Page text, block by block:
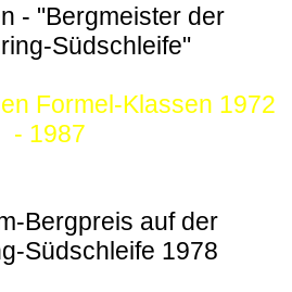
- "Bergmeister der
Südschleife"
Formel-Klassen 1972
- 1987
Bergpreis auf der
Südschleife 1978